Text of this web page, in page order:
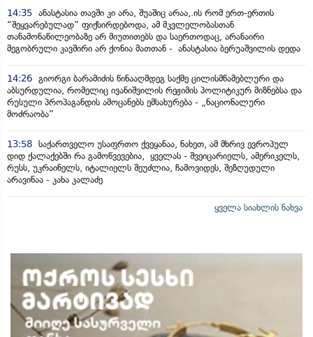
14:35 ანასტასია თავში კი არა, შუაშიც არაა,.ის რომ ერთ-ერთის
“შეყვარებულად” ფიქსირდებოდა, ამ მკვლელობასთან
თანამონაწილეობაზე არ მიუთითებს და საერთოდაც, არანაირი
მეგობრული კავშირი არ ქონია მათთან - ანასტასია ბერუაშვილის დედა
14:26 გიორგი ბარამიძის წინააღმდეგ საქმე ცილისმწამებლური და
აბსურდულია, რომელიც ივანიშვილის რეჟიმის პოლიტიკურ მიზნებსა და
რუსული პროპაგანდის ამოცანებს ემსახურება - „ნაციონალური
მოძრაობა”
13:58 საქართველო უსაფრთო ქვეყანაა, ნახეთ, ამ მხრივ ევროპულ
დიდ ქალაქებში რა გამოწვევებია, ყველას - შვეიცარიელს, ამერიკელს,
რუსს, უკრაინელს, იტალიელს შეუძლია, ჩამოვიდეს, შეზღუდული
არავინაა - კახა კალაძე
ყველა სიახლის ნახვა